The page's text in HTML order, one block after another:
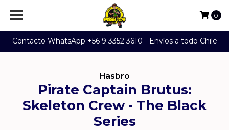
Contacto WhatsApp +56 9 3352 3610 - Envíos a todo Chile
0
Hasbro
Pirate Captain Brutus:
Skeleton Crew - The Black
Series